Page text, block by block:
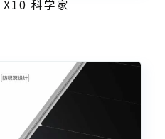
科学家